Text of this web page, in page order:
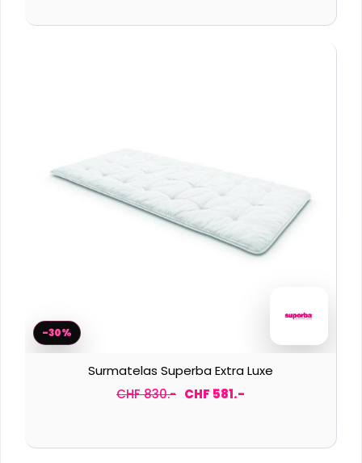
-30%
Surmatelas Superba Extra Luxe
CHF 830.- CHF 581.-